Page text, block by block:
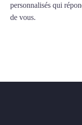
personnalisés qui
de vous.